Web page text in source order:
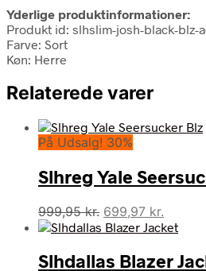
Yderlige produktinformationer:
Produkt id: slhslim-josh-black-blz-
Farve: Sort
Køn: Herre
Relaterede varer
På Udsalg! 30%
Slhreg Yale
999,95kr. Den
oprindelige
var:
699,97 kr.
aktuelle
er:
Slhdallas Blazer